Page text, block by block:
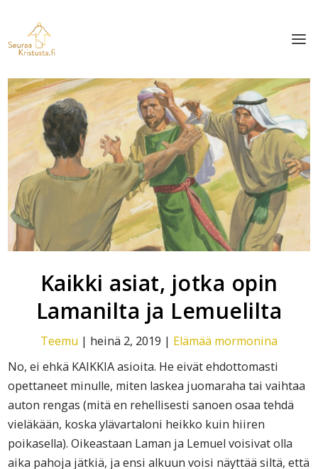
Kaikki asiat, jotka opin
Lamanilta ja Lemuelilta
Teemu | heinä 2, 2019 | Elämää mormonina
No, ei ehkä KAIKKIA asioita. He eivät ehdottomasti
opettaneet minulle, miten laskea juomaraha tai vaihtaa
auton rengas (mitä en rehellisesti sanoen osaa tehdä
vieläkään, koska ylävartaloni heikko kuin hiiren
poikasella). Oikeastaan Laman ja Lemuel voisivat olla
aika pahoja jätkiä, ja ensi alkuun voisi näyttää siltä, että